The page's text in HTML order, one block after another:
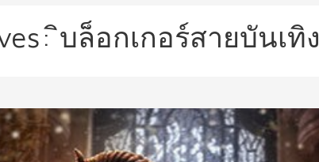
ิบล็อกเกอร์สายบันเทิง